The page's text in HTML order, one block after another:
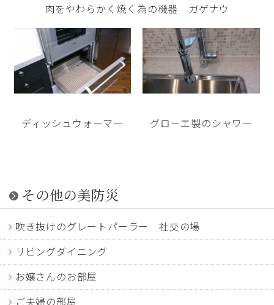
肉をやわらかく焼く為の機器 ガゲナウ
ディッシュウォーマー グローエ製のシャワー
その他の美防災
吹き抜けのグレートパーラー 社交の場
リビングダイニング
お嬢さんのお部屋
ご夫婦の部屋